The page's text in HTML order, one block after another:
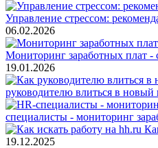
Управление стрессом:
06.02.2026
Мониторинг заработных плат -
19.01.2026
руководителю влиться в новый
специалисты - мониторинг
19.12.2025